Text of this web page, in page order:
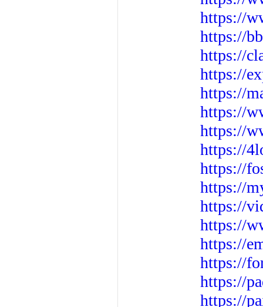
https://
https://
https://
https://
https://
https://
https://
https://
https://
https://
https://
https://
https://
https://
https://
https://